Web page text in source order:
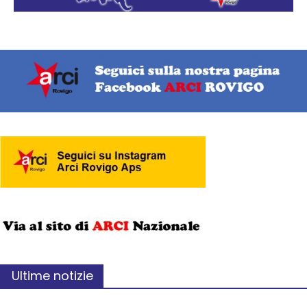
Ultime notizie